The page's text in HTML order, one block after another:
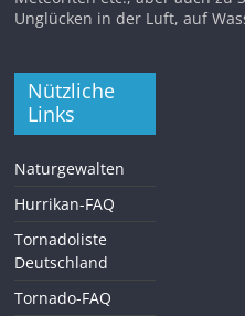
Unglücken in der Luft, auf
Nützliche
Links
Naturgewalten
Hurrikan-FAQ
Tornadoliste
Deutschland
Tornado-FAQ